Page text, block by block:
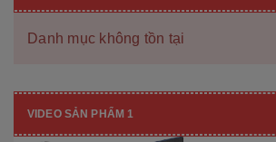
Danh mục không tồn tại
VIDEO SẢN PHẨM 1